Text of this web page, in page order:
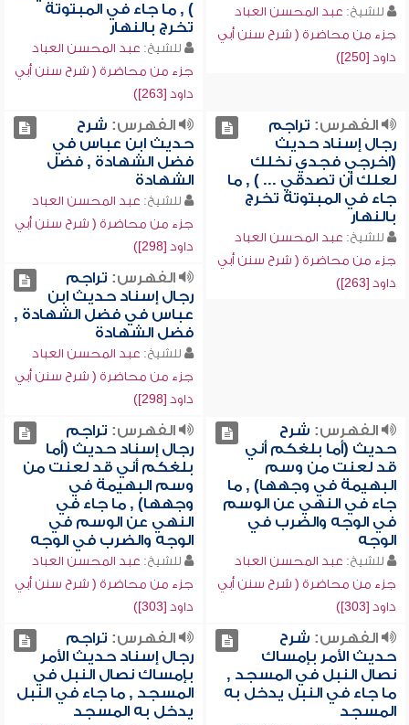
للشيخ: عبد المحسن العباد
جزء من محاضرة ( شرح سنن أبي
داود [250])
) , ما جاء في المبتوتة
تخرج بالنهار
للشيخ: عبد المحسن العباد
جزء من محاضرة ( شرح سنن أبي
داود [263])
الفهرس: تراجم
رجال إسناد حديث
(اخرجي فجدي نخلك
لعلك أن تصدقي ... ) , ما
جاء في المبتوتة تخرج
بالنهار
للشيخ: عبد المحسن العباد
جزء من محاضرة ( شرح سنن أبي
داود [263])
الفهرس: شرح
حديث ابن عباس في
فضل الشهادة , فضل
الشهادة
للشيخ: عبد المحسن العباد
جزء من محاضرة ( شرح سنن أبي
داود [298])
الفهرس: تراجم
رجال إسناد حديث ابن
عباس في فضل الشهادة ,
فضل الشهادة
للشيخ: عبد المحسن العباد
جزء من محاضرة ( شرح سنن أبي
داود [298])
الفهرس: شرح
حديث (أما بلغكم أني
قد لعنت من وسم
البهيمة في وجهها) , ما
جاء في النهي عن الوسم
في الوجه والضرب في
الوجه
للشيخ: عبد المحسن العباد
جزء من محاضرة ( شرح سنن أبي
داود [303])
الفهرس: تراجم
رجال إسناد حديث (أما
بلغكم أني قد لعنت من
وسم البهيمة في
وجهها) , ما جاء في
النهي عن الوسم في
الوجه والضرب في الوجه
للشيخ: عبد المحسن العباد
جزء من محاضرة ( شرح سنن أبي
داود [303])
الفهرس: شرح
حديث الأمر بإمساك
نصال النبل في المسجد ,
ما جاء في النبل يدخل به
المسجد
الفهرس: تراجم
رجال إسناد حديث الأمر
بإمساك نصال النبل في
المسجد , ما جاء في النبل
يدخل به المسجد